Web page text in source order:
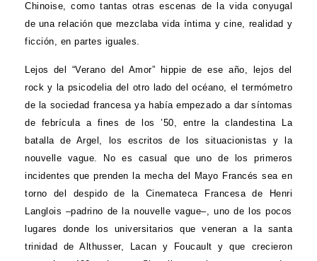
Chinoise, como tantas otras escenas de la vida conyugal
de una relación que mezclaba vida íntima y cine, realidad y
ficción, en partes iguales.
Lejos del “Verano del Amor” hippie de ese año, lejos del
rock y la psicodelia del otro lado del océano, el termómetro
de la sociedad francesa ya había empezado a dar síntomas
de febrícula a fines de los ’50, entre la clandestina La
batalla de Argel, los escritos de los situacionistas y la
nouvelle vague. No es casual que uno de los primeros
incidentes que prenden la mecha del Mayo Francés sea en
torno del despido de la Cinemateca Francesa de Henri
Langlois –padrino de la nouvelle vague–, uno de los pocos
lugares donde los universitarios que veneran a la santa
trinidad de Althusser, Lacan y Foucault y que crecieron